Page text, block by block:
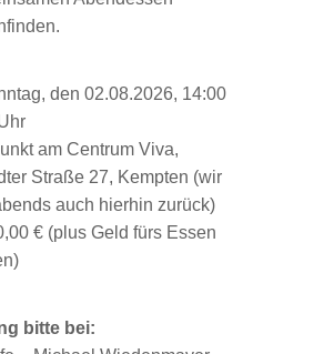
den 02.08.2026, 14:00
am Centrum Viva,
Straße 27, Kempten (wir
auch hierhin zurück)
€ (plus Geld fürs Essen
bitte bei: